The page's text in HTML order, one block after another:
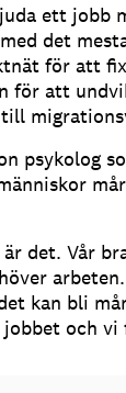
ett jobb
det
för att
för att
psykolog
är det. Vår
kan bli
och